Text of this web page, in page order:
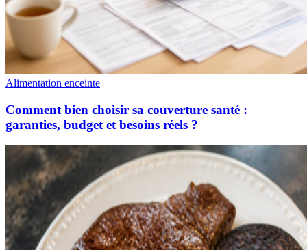
Alimentation enceinte
Comment bien choisir sa couverture santé :
garanties, budget et besoins réels ?